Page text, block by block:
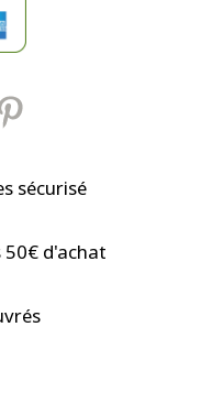
sécurisé
d'achat